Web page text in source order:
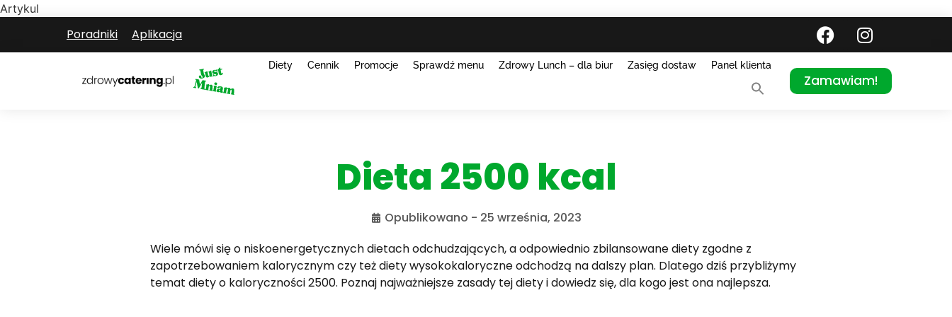
Artykul
Poradniki Aplikacja
Diety Cennik Promocje Sprawdź menu Zdrowy Lunch – dla biur Zasięg dostaw Panel klienta
Zamawiam!
Dieta 2500 kcal
Opublikowano - 25 września, 2023
Wiele mówi się o niskoenergetycznych dietach odchudzających, a odpowiednio zbilansowane diety zgodne z
zapotrzebowaniem kalorycznym czy też diety wysokokaloryczne odchodzą na dalszy plan. Dlatego dziś przybliżymy
temat diety o kaloryczności 2500. Poznaj najważniejsze zasady tej diety i dowiedz się, dla kogo jest ona najlepsza.